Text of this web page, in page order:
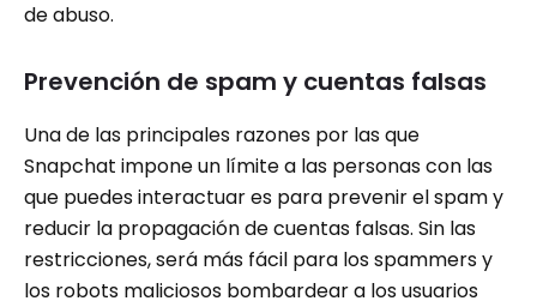
de abuso.
Prevención de spam y cuentas falsas
Una de las principales razones por las que
Snapchat impone un límite a las personas con las
que puedes interactuar es para prevenir el spam y
reducir la propagación de cuentas falsas. Sin las
restricciones, será más fácil para los spammers y
los robots maliciosos bombardear a los usuarios